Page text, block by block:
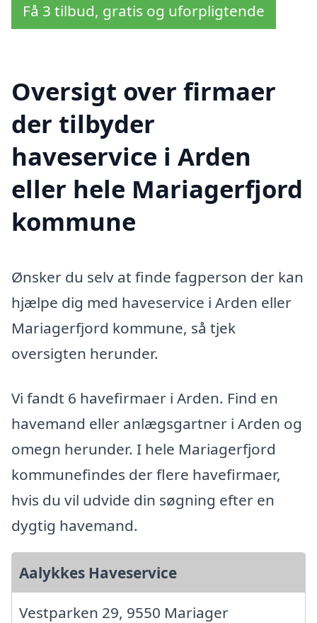
Få 3 tilbud, gratis og uforpligtende
Oversigt over firmaer
der tilbyder
haveservice i Arden
eller hele Mariagerfjord
kommune
Ønsker du selv at finde fagperson der kan
hjælpe dig med haveservice i Arden eller
Mariagerfjord kommune, så tjek
oversigten herunder.
Vi fandt 6 havefirmaer i Arden. Find en
havemand eller anlægsgartner i Arden og
omegn herunder. I hele Mariagerfjord
kommunefindes der flere havefirmaer,
hvis du vil udvide din søgning efter en
dygtig havemand.
Aalykkes Haveservice
Vestparken 29, 9550 Mariager